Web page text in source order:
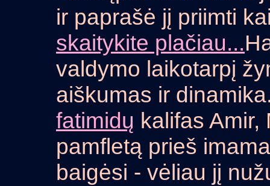
ir paprašė jį priimti
skaitykite plačiau...
valdymo laikotarpį
aiškumas ir
fatimidų kalifas
pamfletą prieš
baigėsi - vėliau jį